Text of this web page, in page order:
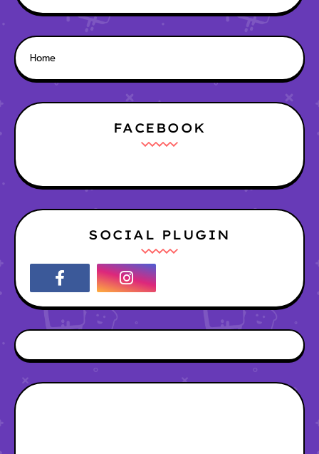
Home
FACEBOOK
SOCIAL PLUGIN